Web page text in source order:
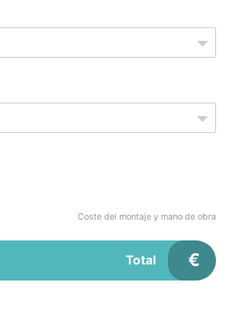
Coste del montaje y mano de obra
Total €